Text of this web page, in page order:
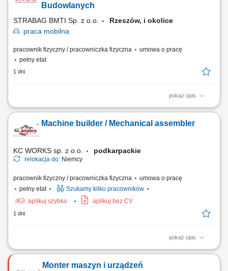
piły) prace modernizacyjne i konserwacyjne; dokonywanie przeglądów
Budowlanych
STRABAG BMTI Sp. z o.o.
Rzeszów, i okolice
praca mobilna
pracownik fizyczny / pracowniczka fizyczna
umowa o pracę
pełny etat
1 dni
pokaż opis
Opis stanowiska wykonywanie napraw i serwisowanie maszyn
walce; serwisowanie drobnego sprzętu, m.in. zagęszczarek i pilarek;
prowadzenie prac konserwacyjnych i modernizacyjnych maszyn;
Machine builder / Mechanical assembler
KC WORKS sp. z o.o. podkarpackie
relokacja do: Niemcy
pracownik fizyczny / pracowniczka fizyczna
umowa o pracę
pełny etat
Szukamy kilku pracowników
aplikuj szybko
aplikuj bez CV
1 dni
pokaż opis
The work will be carried out at our production and assembly location in
mechanical components; Installation of machine parts according to
Monter maszyn i urządzeń